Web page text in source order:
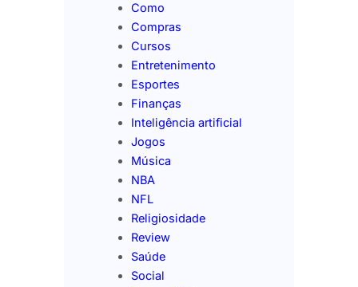
Como
Compras
Cursos
Entretenimento
Esportes
Finanças
Inteligência artificial
Jogos
Música
NBA
NFL
Religiosidade
Review
Saúde
Social